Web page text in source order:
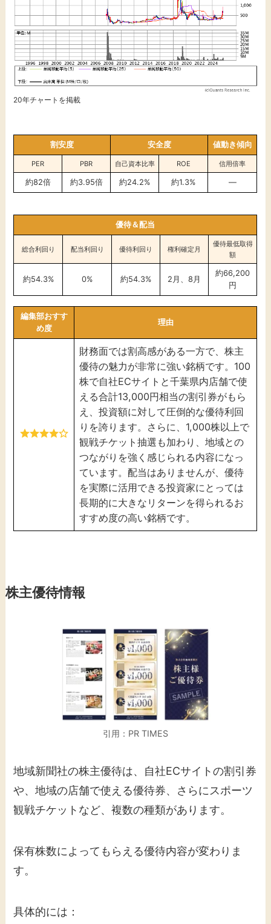
20年チャートを掲載
割安度 安全度 値動き傾向
PER PBR 自己資本比率 ROE 信用倍率
約82倍 約3.95倍 約24.2% 約1.3% ―
優待＆配当
総合利回り 配当利回り 優待利回り 権利確定月
優待最低取得
額
約54.3% 0% 約54.3% 2月、8月
約66,200
円
編集部おすす
め度
理由
財務面では割高感がある一方で、株主
優待の魅力が非常に強い銘柄です。100
株で自社ECサイトと千葉県内店舗で使
える合計13,000円相当の割引券がもら
え、投資額に対して圧倒的な優待利回
りを誇ります。さらに、1,000株以上で
観戦チケット抽選も加わり、地域との
つながりを強く感じられる内容になっ
ています。配当はありませんが、優待
を実際に活用できる投資家にとっては
長期的に大きなリターンを得られるお
すすめ度の高い銘柄です。
株主優待情報
引用：PR TIMES
地域新聞社の株主優待は、自社ECサイトの割引券
や、地域の店舗で使える優待券、さらにスポーツ
観戦チケットなど、複数の種類があります。
保有株数によってもらえる優待内容が変わりま
す。
具体的には：